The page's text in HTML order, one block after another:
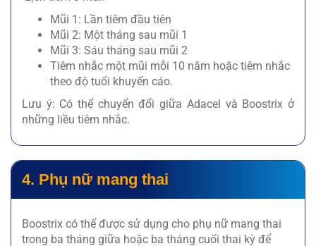
Mũi 1: Lần tiêm đầu tiên
Mũi 2: Một tháng sau mũi 1
Mũi 3: Sáu tháng sau mũi 2
Tiêm nhắc một mũi mỗi 10 năm hoặc tiêm nhắc
theo độ tuổi khuyến cáo.
Lưu ý: Có thể chuyển đổi giữa Adacel và Boostrix ở
những liều tiêm nhắc.
4. Phụ nữ mang thai
Boostrix có thể được sử dụng cho phụ nữ mang thai
trong ba tháng giữa hoặc ba tháng cuối thai kỳ để